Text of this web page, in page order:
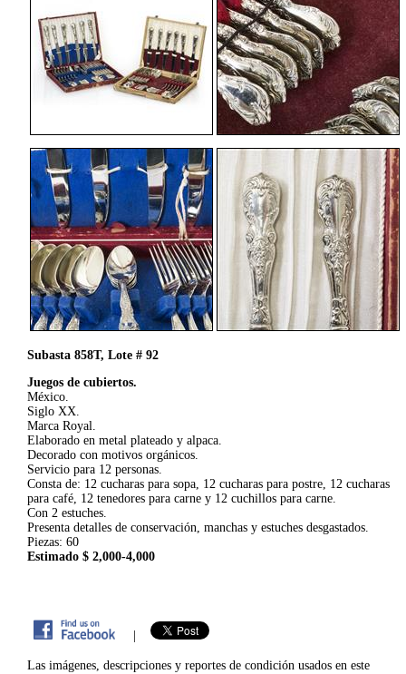
Subasta 858T, Lote # 92
Juegos de cubiertos.
México.
Siglo XX.
Marca Royal.
Elaborado en metal plateado y alpaca.
Decorado con motivos orgánicos.
Servicio para 12 personas.
Consta de: 12 cucharas para sopa, 12 cucharas para postre, 12 cucharas
para café, 12 tenedores para carne y 12 cuchillos para carne.
Con 2 estuches.
Presenta detalles de conservación, manchas y estuches desgastados.
Piezas: 60
Estimado $ 2,000-4,000
|
Las imágenes, descripciones y reportes de condición usados en este